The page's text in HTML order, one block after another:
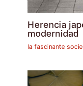
Herencia
modernidad
la fascinante